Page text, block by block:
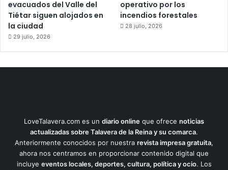
evacuados del Valle del
Tiétar siguen alojados en
la ciudad
29 julio, 2026
operativo por los
incendios forestales
28 julio, 2026
LoveTalavera.com es un diario online que ofrece noticias
actualizadas sobre Talavera de la Reina y su comarca.
Anteriormente conocidos por nuestra revista impresa gratuita,
ahora nos centramos en proporcionar contenido digital que
incluye eventos locales, deportes, cultura, política y ocio. Los